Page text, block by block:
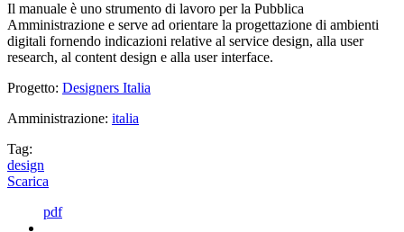
Il manuale è uno strumento di lavoro per la Pubblica
Amministrazione e serve ad orientare la progettazione di ambienti
digitali fornendo indicazioni relative al service design, alla user
research, al content design e alla user interface.
Progetto: Designers Italia
Amministrazione: italia
Tag:
design
Scarica
pdf